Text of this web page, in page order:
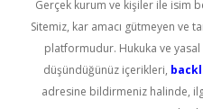
Gerçek kurum ve kişiler ile isim
Sitemiz, kar amacı gütmeyen ve
platformudur. Hukuka ve yasal
düşündüğünüz içerikleri,
adresine bildirmeniz halinde,